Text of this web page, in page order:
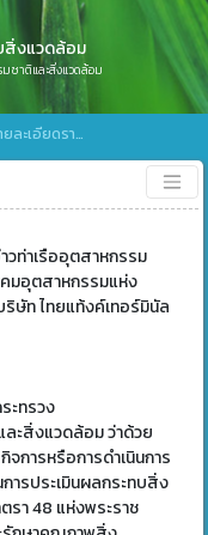
สิ่งแวดล้อม
ชาติและสิ่งแวดล้อม
ละเอียดรายงาน
วท่าเรืออุตสาหกรรม
มอุตสาหกรรมแห่ง
ริษัท ไทยแท้งค์เทอร์มินัล
ะทรวง
ะสิ่งแวดล้อม ว่าด้วย
จการหรือการดำเนินการ
ารประเมินผลกระทบสิ่ง
รา 48 แห่งพระราช